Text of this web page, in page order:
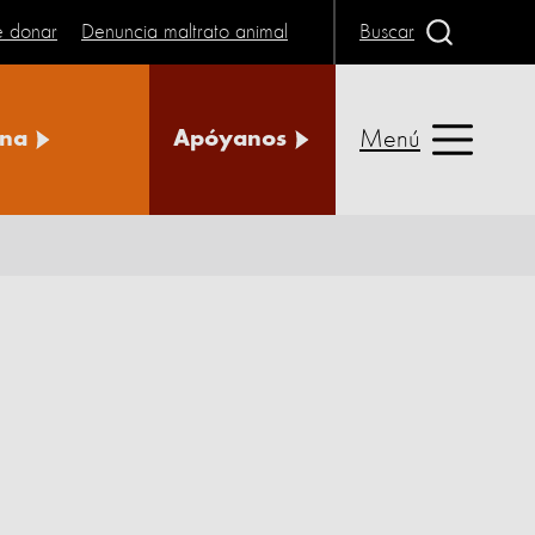
donar Denuncia maltrato animal Buscar
Apóyanos Menú